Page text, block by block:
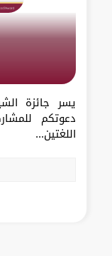
يسر جائزة
دعوتكم
اللغتين...